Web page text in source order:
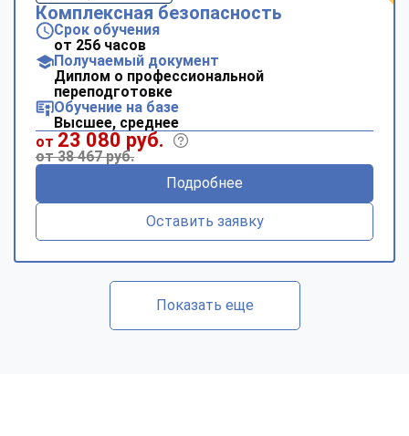
Комплексная безопасность
Срок обучения
от 256 часов
Получаемый документ
Диплом о профессиональной
переподготовке
Обучение на базе
Высшее, среднее
от 23 080 руб.
от 38 467 руб.
Подробнее
Оставить заявку
Показать еще